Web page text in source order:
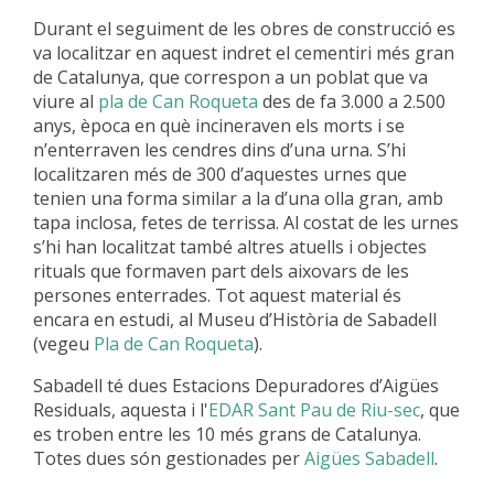
Durant el seguiment de les obres de construcció es
va localitzar en aquest indret el cementiri més gran
de Catalunya, que correspon a un poblat que va
viure al pla de Can Roqueta des de fa 3.000 a 2.500
anys, època en què incineraven els morts i se
n’enterraven les cendres dins d’una urna. S’hi
localitzaren més de 300 d’aquestes urnes que
tenien una forma similar a la d’una olla gran, amb
tapa inclosa, fetes de terrissa. Al costat de les urnes
s’hi han localitzat també altres atuells i objectes
rituals que formaven part dels aixovars de les
persones enterrades. Tot aquest material és
encara en estudi, al Museu d’Història de Sabadell
(vegeu Pla de Can Roqueta).
Sabadell té dues Estacions Depuradores d’Aigües
Residuals, aquesta i l'EDAR Sant Pau de Riu-sec, que
es troben entre les 10 més grans de Catalunya.
Totes dues són gestionades perAigües Sabadell.